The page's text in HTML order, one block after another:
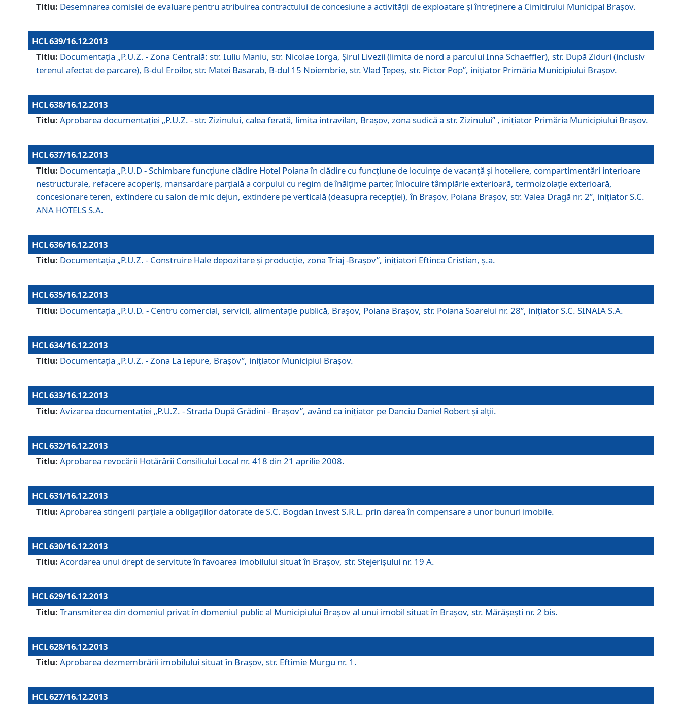
Titlu: Desemnarea comisiei de evaluare pentru atribuirea contractului de concesiune a activităţii de exploatare şi întreţinere a Cimitirului Municipal Braşov.
HCL 639/16.12.2013
Titlu: Documentaţia „P.U.Z. - Zona Centrală: str. Iuliu Maniu, str. Nicolae Iorga, Şirul Livezii (limita de nord a parcului Inna Schaeffler), str. După Ziduri (inclusiv
terenul afectat de parcare), B-dul Eroilor, str. Matei Basarab, B-dul 15 Noiembrie, str. Vlad Ţepeş, str. Pictor Pop”, iniţiator Primăria Municipiului Braşov.
HCL 638/16.12.2013
Titlu: Aprobarea documentaţiei „P.U.Z. - str. Zizinului, calea ferată, limita intravilan, Braşov, zona sudică a str. Zizinului” , iniţiator Primăria Municipiului Braşov.
HCL 637/16.12.2013
Titlu: Documentaţia „P.U.D - Schimbare funcţiune clădire Hotel Poiana în clădire cu funcţiune de locuinţe de vacanţă şi hoteliere, compartimentări interioare
nestructurale, refacere acoperiş, mansardare parţială a corpului cu regim de înălţime parter, înlocuire tâmplărie exterioară, termoizolaţie exterioară,
concesionare teren, extindere cu salon de mic dejun, extindere pe verticală (deasupra recepţiei), în Braşov, Poiana Braşov, str. Valea Dragă nr. 2”, iniţiator S.C.
ANA HOTELS S.A.
HCL 636/16.12.2013
Titlu: Documentaţia „P.U.Z. - Construire Hale depozitare şi producţie, zona Triaj -Braşov”, iniţiatori Eftinca Cristian, ş.a.
HCL 635/16.12.2013
Titlu: Documentaţia „P.U.D. - Centru comercial, servicii, alimentaţie publică, Braşov, Poiana Braşov, str. Poiana Soarelui nr. 28”, iniţiator S.C. SINAIA S.A.
HCL 634/16.12.2013
Titlu: Documentaţia „P.U.Z. - Zona La Iepure, Braşov”, iniţiator Municipiul Braşov.
HCL 633/16.12.2013
Titlu: Avizarea documentaţiei „P.U.Z. - Strada După Grădini - Braşov”, având ca iniţiator pe Danciu Daniel Robert şi alţii.
HCL 632/16.12.2013
Titlu: Aprobarea revocării Hotărârii Consiliului Local nr. 418 din 21 aprilie 2008.
HCL 631/16.12.2013
Titlu: Aprobarea stingerii parţiale a obligaţiilor datorate de S.C. Bogdan Invest S.R.L. prin darea în compensare a unor bunuri imobile.
HCL 630/16.12.2013
Titlu: Acordarea unui drept de servitute în favoarea imobilului situat în Braşov, str. Stejerişului nr. 19 A.
HCL 629/16.12.2013
Titlu: Transmiterea din domeniul privat în domeniul public al Municipiului Braşov al unui imobil situat în Braşov, str. Mărăşeşti nr. 2 bis.
HCL 628/16.12.2013
Titlu: Aprobarea dezmembrării imobilului situat în Braşov, str. Eftimie Murgu nr. 1.
HCL 627/16.12.2013